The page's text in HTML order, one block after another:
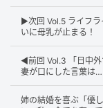
▶︎次回 Vol.5 ライフ
いに母乳が止まる！
◀︎前回 Vol.3 「日中
妻が口にした言葉は…
姉の結婚を喜ぶ「優